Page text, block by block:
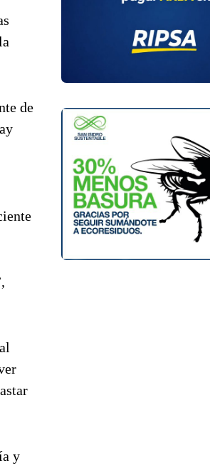
de
y